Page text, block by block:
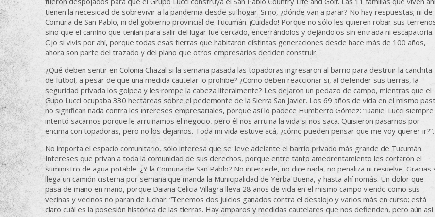
tienen la necesidad de sobrevivir a la pandemia desde su hogar. Si no, ¿dónde van a parar? No hay respuestas; ni de
Comuna de San Pablo, ni del gobierno provincial de Tucumán. ¡Cuidado! Porque no sólo les quieren robar sus
sino que el camino que tenían para salir del lugar fue cercado, encerrándolos y dejándolos sin entrada ni escapatoria.
Ojo si vivís por ahí, porque todas esas tierras que habitaron distintas generaciones desde hace más de 100 años,
ahora son parte del trazado y del plano que otros empresarios deciden construir.
¿Qué deben sentir en Colonia Chazal si la semana pasada las topadoras ingresaron al barrio para destruir la canchita
de fútbol, a pesar de que una medida cautelar lo prohíbe? ¿Cómo deben reaccionar si, al defender sus tierras, la
seguridad privada los golpea y les rompe la cabeza literalmente? Les dejaron un pedazo de campo, mientras que el
Gupo Lucci ocupaba 330 hectáreas sobre el pedemonte de la Sierra San Javier. Los 69 años de vida en el mismo
no significan nada contra los intereses empresariales, porque así lo padece Humberto Gómez: “Daniel Lucci siempre
intentó sacarnos porque le arruinamos el negocio, pero él nos arruina la vida si nos saca. Quisieron pasarnos por
encima con topadoras, pero no los dejamos. Toda mi vida estuve acá, ¿cómo pueden pensar que me voy querer ir?”.
No importa el espacio comunitario, sólo interesa que se lleve adelante el barrio privado más grande de Tucumán.
Intereses que privan a toda la comunidad de sus derechos, porque entre tanto amedrentamiento les cortaron el
suministro de agua potable. ¿Y la Comuna de San Pablo? No intercede, no dice nada, no penaliza ni resuelve. Gracias
llega un camión cisterna por semana que manda la Municipalidad de Yerba Buena, y hasta ahí nomás. Un dolor que
pasa de mano en mano, porque Daiana Celicia Villagra lleva 28 años de vida en el mismo campo viendo como sus
vecinas y vecinos no paran de luchar: “Tenemos dos juicios ganados contra el desalojo y varios más en curso; está
claro cuál es la posesión histórica de las tierras. Hay amparos y medidas cautelares que nos defienden, pero aún así